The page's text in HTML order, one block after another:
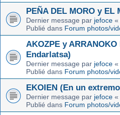
PEÑA DEL MORO y
Dernier message par jefoce «
Publié dans Forum photos/
AKOZPE y
Endarlatsa)
Dernier message par jefoce «
Publié dans Forum photos/
EKOIEN (En un
Dernier message par jefoce «
Publié dans Forum photos/